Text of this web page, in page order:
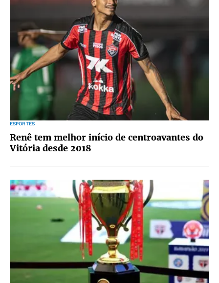
ESPORTES
Renê tem melhor início de centroavantes do
Vitória desde 2018